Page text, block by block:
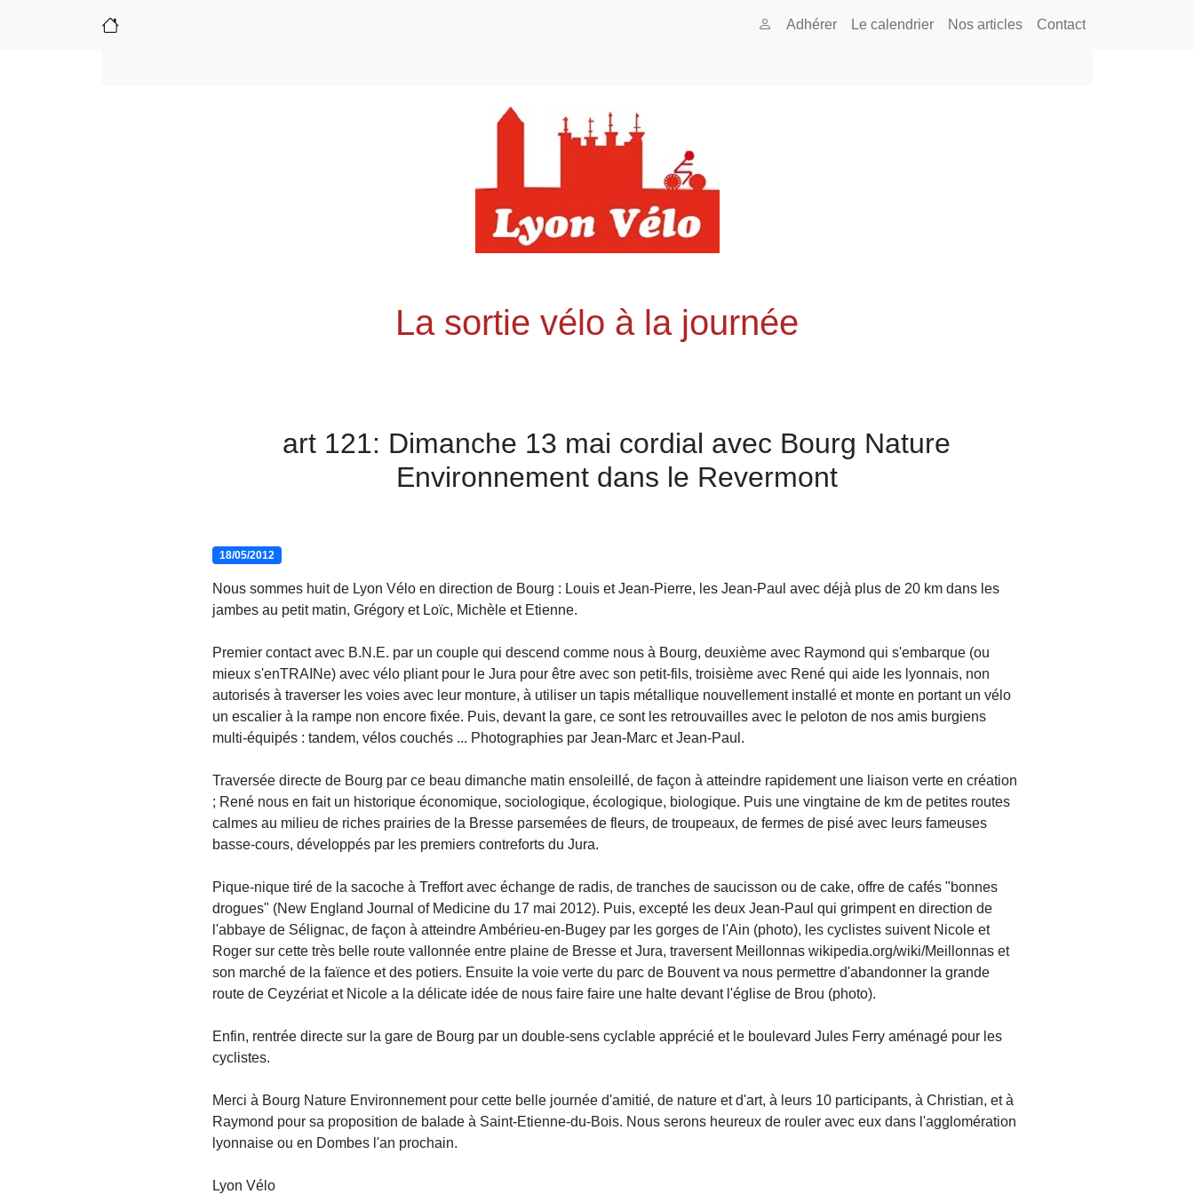
Adhérer Le calendrier Nos articles Contact
La sortie vélo à la journée
art 121: Dimanche 13 mai cordial avec Bourg Nature
Environnement dans le Revermont
18/05/2012
Nous sommes huit de Lyon Vélo en direction de Bourg : Louis et Jean-Pierre, les Jean-Paul avec déjà plus de 20 km dans les
jambes au petit matin, Grégory et Loïc, Michèle et Etienne.
Premier contact avec B.N.E. par un couple qui descend comme nous à Bourg, deuxième avec Raymond qui s'embarque (ou
mieux s'enTRAINe) avec vélo pliant pour le Jura pour être avec son petit-fils, troisième avec René qui aide les lyonnais, non
autorisés à traverser les voies avec leur monture, à utiliser un tapis métallique nouvellement installé et monte en portant un vélo
un escalier à la rampe non encore fixée. Puis, devant la gare, ce sont les retrouvailles avec le peloton de nos amis burgiens
multi-équipés : tandem, vélos couchés ... Photographies par Jean-Marc et Jean-Paul.
Traversée directe de Bourg par ce beau dimanche matin ensoleillé, de façon à atteindre rapidement une liaison verte en création
; René nous en fait un historique économique, sociologique, écologique, biologique. Puis une vingtaine de km de petites routes
calmes au milieu de riches prairies de la Bresse parsemées de fleurs, de troupeaux, de fermes de pisé avec leurs fameuses
basse-cours, développés par les premiers contreforts du Jura.
Pique-nique tiré de la sacoche à Treffort avec échange de radis, de tranches de saucisson ou de cake, offre de cafés "bonnes
drogues" (New England Journal of Medicine du 17 mai 2012). Puis, excepté les deux Jean-Paul qui grimpent en direction de
l'abbaye de Sélignac, de façon à atteindre Ambérieu-en-Bugey par les gorges de l'Ain (photo), les cyclistes suivent Nicole et
Roger sur cette très belle route vallonnée entre plaine de Bresse et Jura, traversent Meillonnas wikipedia.org/wiki/Meillonnas et
son marché de la faïence et des potiers. Ensuite la voie verte du parc de Bouvent va nous permettre d'abandonner la grande
route de Ceyzériat et Nicole a la délicate idée de nous faire faire une halte devant l'église de Brou (photo).
Enfin, rentrée directe sur la gare de Bourg par un double-sens cyclable apprécié et le boulevard Jules Ferry aménagé pour les
cyclistes.
Merci à Bourg Nature Environnement pour cette belle journée d'amitié, de nature et d'art, à leurs 10 participants, à Christian, et à
Raymond pour sa proposition de balade à Saint-Etienne-du-Bois. Nous serons heureux de rouler avec eux dans l'agglomération
lyonnaise ou en Dombes l'an prochain.
Lyon Vélo